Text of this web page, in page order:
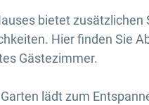
bietet zusätzlichen
Hier finden Sie
Gästezimmer.
lädt zum